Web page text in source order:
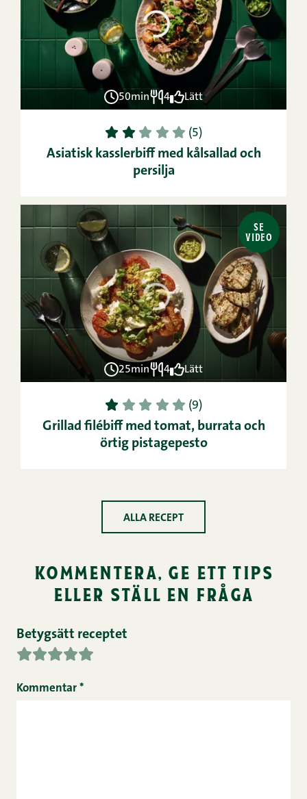
50min 4 Lätt
1 2 3 4 5 (5)
Asiatisk kasslerbiff med kålsallad och
persilja
SE
VIDEO
25min 4 Lätt
1 2 3 4 5 (9)
Grillad filébiff med tomat, burrata och
örtig pistagepesto
ALLA RECEPT
kommentera, ge ett tips
eller ställ en fråga
Betygsätt receptet
Kommentar *